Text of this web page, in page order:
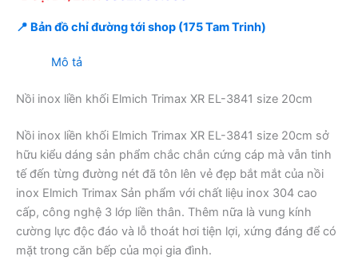
📍 Bản đồ chỉ đường tới shop (175 Tam Trinh)
Mô tả
Nồi inox liền khối Elmich Trimax XR EL-3841 size 20cm
Nồi inox liền khối Elmich Trimax XR EL-3841 size 20cm sở
hữu kiểu dáng sản phẩm chắc chắn cứng cáp mà vẫn tinh
tế đến từng đường nét đã tôn lên vẻ đẹp bắt mắt của nồi
inox Elmich Trimax Sản phẩm với chất liệu inox 304 cao
cấp, công nghệ 3 lớp liền thân. Thêm nữa là vung kính
cường lực độc đáo và lỗ thoát hơi tiện lợi, xứng đáng để có
mặt trong căn bếp của mọi gia đình.